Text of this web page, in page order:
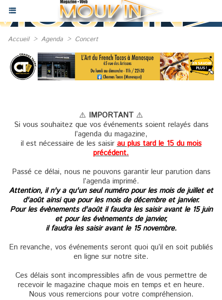
Accueil > Agenda > Concert
⚠️ IMPORTANT⚠️
Si vous souhaitez que vos événements soient relayés dans
l’agenda du magazine,
il est nécessaire de les saisir au plus tard le 15 du mois
précédent.
Passé ce délai, nous ne pouvons garantir leur parution dans
l’agenda imprimé.
Attention, il n'y a qu'un seul numéro pour les mois de juillet et
d'août ainsi que pour les mois de décembre et janvier.
Pour les évènements d'août il faudra les saisir avant le 15 juin
et pour les évènements de janvier,
il faudra les saisir avant le 15 novembre.
En revanche, vos événements seront quoi qu’il en soit publiés
en ligne sur notre site.
Ces délais sont incompressibles afin de vous permettre de
recevoir le magazine chaque mois en temps et en heure.
Nous vous remercions pour votre compréhension.